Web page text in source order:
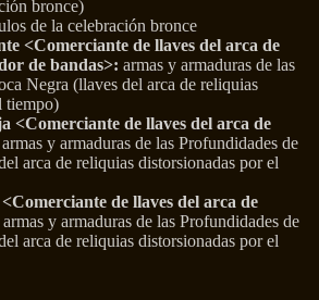
bronce)
de la celebración bronce
<Comerciante de llaves del arca de
de bandas>: armas y armaduras de las
Negra (llaves del arca de reliquias
tiempo)
<Comerciante de llaves del arca de
armas y armaduras de las Profundidades de
arca de reliquias distorsionadas por el
de llaves del arca de
armas y armaduras de las Profundidades de
arca de reliquias distorsionadas por el